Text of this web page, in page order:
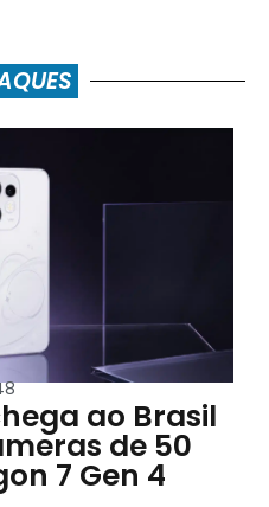
ao Brasil
de 50
7 Gen 4